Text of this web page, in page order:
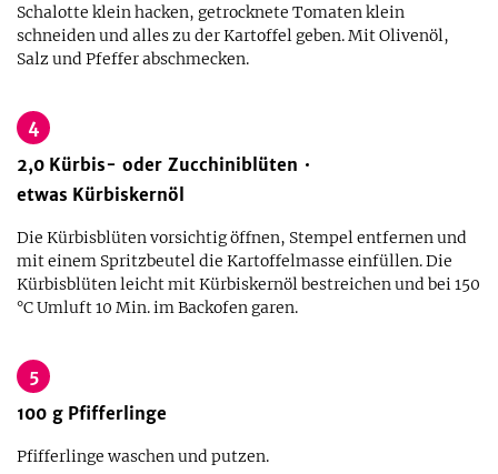
Schalotte klein hacken, getrocknete Tomaten klein
schneiden und alles zu der Kartoffel geben. Mit Olivenöl,
Salz und Pfeffer abschmecken.
4
2,0 Kürbis- oder Zucchiniblüten
etwas Kürbiskernöl
Die Kürbisblüten vorsichtig öffnen, Stempel entfernen und
mit einem Spritzbeutel die Kartoffelmasse einfüllen. Die
Kürbisblüten leicht mit Kürbiskernöl bestreichen und bei 150
°C Umluft 10 Min. im Backofen garen.
5
100 g Pfifferlinge
Pfifferlinge waschen und putzen.